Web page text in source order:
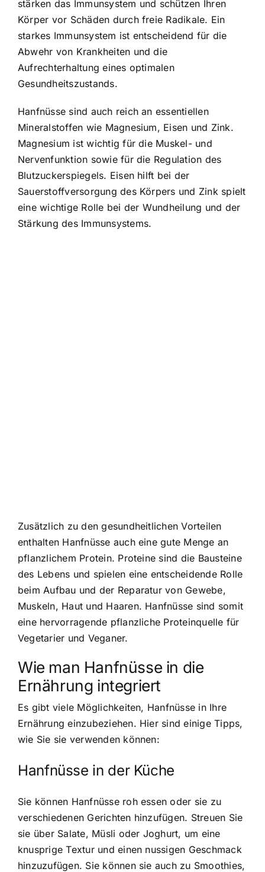
stärken das Immunsystem und schützen Ihren
Körper vor Schäden durch freie Radikale. Ein
starkes Immunsystem ist entscheidend für die
Abwehr von Krankheiten und die
Aufrechterhaltung eines optimalen
Gesundheitszustands.
Hanfnüsse sind auch reich an essentiellen
Mineralstoffen wie Magnesium, Eisen und Zink.
Magnesium ist wichtig für die Muskel- und
Nervenfunktion sowie für die Regulation des
Blutzuckerspiegels. Eisen hilft bei der
Sauerstoffversorgung des Körpers und Zink spielt
eine wichtige Rolle bei der Wundheilung und der
Stärkung des Immunsystems.
Zusätzlich zu den gesundheitlichen Vorteilen
enthalten Hanfnüsse auch eine gute Menge an
pflanzlichem Protein. Proteine sind die Bausteine
des Lebens und spielen eine entscheidende Rolle
beim Aufbau und der Reparatur von Gewebe,
Muskeln, Haut und Haaren. Hanfnüsse sind somit
eine hervorragende pflanzliche Proteinquelle für
Vegetarier und Veganer.
Wie man Hanfnüsse in die
Ernährung integriert
Es gibt viele Möglichkeiten, Hanfnüsse in Ihre
Ernährung einzubeziehen. Hier sind einige Tipps,
wie Sie sie verwenden können:
Hanfnüsse in der Küche
Sie können Hanfnüsse roh essen oder sie zu
verschiedenen Gerichten hinzufügen. Streuen Sie
sie über Salate, Müsli oder Joghurt, um eine
knusprige Textur und einen nussigen Geschmack
hinzuzufügen. Sie können sie auch zu Smoothies,